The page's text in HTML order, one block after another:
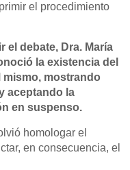
el procedimiento
el debate, Dra. María
la existencia del
mismo, mostrando
aceptando la
en suspenso.
homologar el
en consecuencia, el